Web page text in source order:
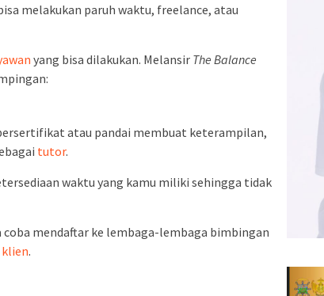
melakukan paruh waktu, freelance, atau
yang bisa dilakukan. Melansir The Balance
atau pandai membuat keterampilan,
tutor.
waktu yang kamu miliki sehingga tidak
mendaftar ke lembaga-lembaga bimbingan
klien.